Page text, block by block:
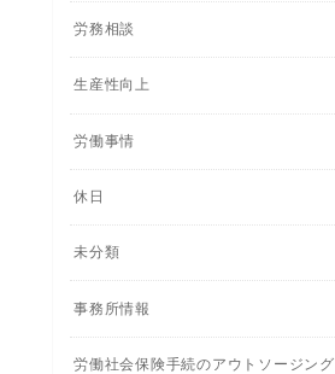
労務相談
生産性向上
労働事情
休日
未分類
事務所情報
労働社会保険手続のアウトソージング